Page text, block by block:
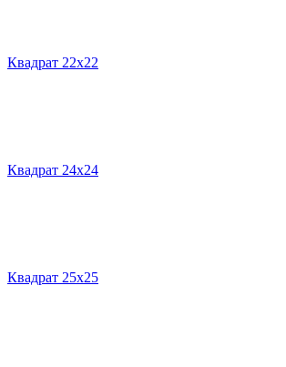
Квадрат 22х22
Квадрат 24х24
Квадрат 25х25